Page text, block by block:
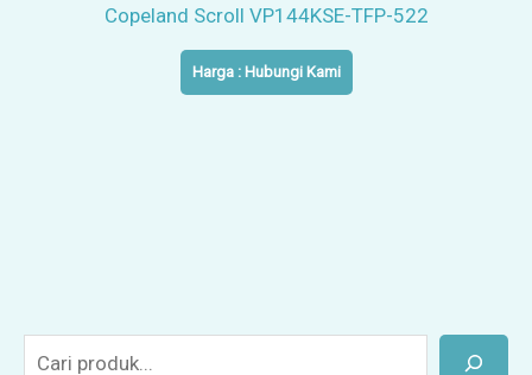
Copeland Scroll VP144KSE-TFP-522
Harga : Hubungi Kami